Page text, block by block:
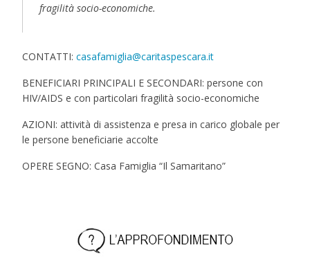
fragilità socio-economiche.
CONTATTI:casafamiglia@caritaspescara.it
BENEFICIARI PRINCIPALI E SECONDARI: persone con
HIV/AIDS e con particolari fragilità socio-economiche
AZIONI: attività di assistenza e presa in carico globale per
le persone beneficiarie accolte
OPERE SEGNO: Casa Famiglia “Il Samaritano”